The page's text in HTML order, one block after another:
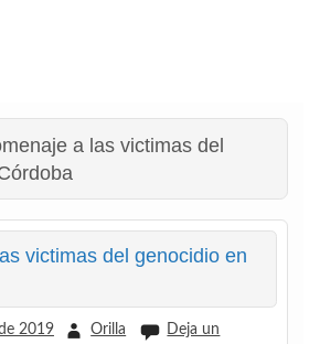
a las victimas del
victimas del genocidio en
2019 Orilla
Deja un